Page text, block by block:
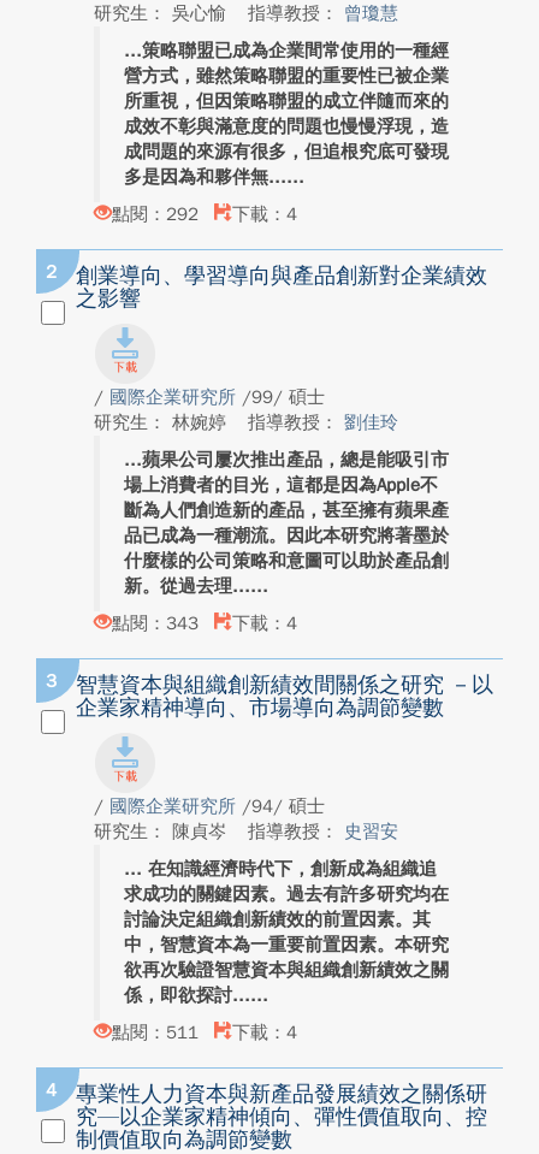
研究生： 吳心愉
指導教授： 曾瓊慧
策略聯盟已成為企業間常使用的一種經
營方式，雖然策略聯盟的重要性已被企業
所重視，但因策略聯盟的成立伴隨而來的
成效不彰與滿意度的問題也慢慢浮現，造
成問題的來源有很多，但追根究底可發現
多是因為和夥伴無...
點閱：292
下載：4
2
創業導向、學習導向與產品創新對企業績效
之影響
/ 國際企業研究所 /99/ 碩士
研究生： 林婉婷
指導教授： 劉佳玲
蘋果公司屢次推出產品，總是能吸引市
場上消費者的目光，這都是因為Apple不
斷為人們創造新的產品，甚至擁有蘋果產
品已成為一種潮流。因此本研究將著墨於
什麼樣的公司策略和意圖可以助於產品創
新。從過去理...
點閱：343
下載：4
3
智慧資本與組織創新績效間關係之研究 －以
企業家精神導向、市場導向為調節變數
/ 國際企業研究所 /94/ 碩士
研究生： 陳貞岑
指導教授：
史習安
在知識經濟時代下，創新成為組織追
求成功的關鍵因素。過去有許多研究均在
討論決定組織創新績效的前置因素。其
中，智慧資本為一重要前置因素。本研究
欲再次驗證智慧資本與組織創新績效之關
係，即欲探討...
點閱：511
下載：4
4
專業性人力資本與新產品發展績效之關係研
究—以企業家精神傾向、彈性價值取向、控
制價值取向為調節變數